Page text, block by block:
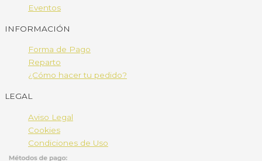
Eventos
INFORMACIÓN
Forma de Pago
Reparto
¿Cómo hacer tu pedido?
LEGAL
Aviso Legal
Cookies
Condiciones de Uso